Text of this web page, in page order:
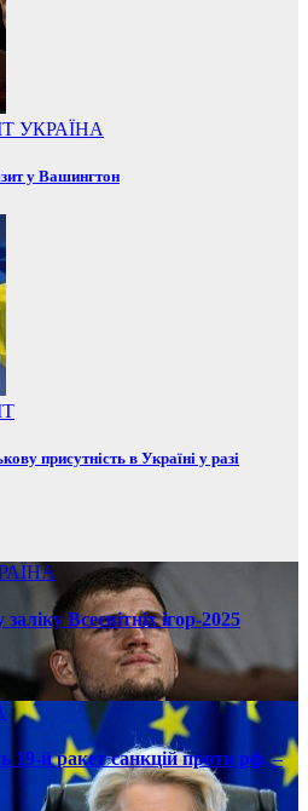
УКРАЇНА
у Вашингтон
присутність в Україні у разі
Всесвітніх ігор-2025
19-й ракет санкцій проти рф, –